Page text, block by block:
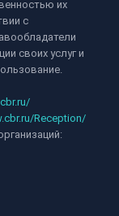
их
с
своих услуг и
Reception/